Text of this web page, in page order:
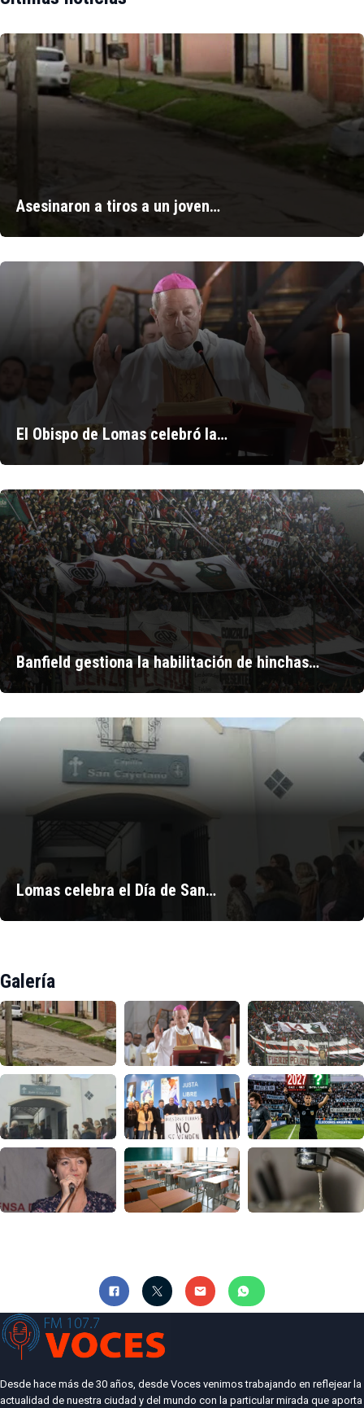
Asesinaron a tiros a un joven…
El Obispo de Lomas celebró la…
Banfield gestiona la habilitación de hinchas…
Lomas celebra el Día de San…
Galería
Desde hace más de 30 años, desde Voces venimos trabajando en reflejear la
actualidad de nuestra ciudad y del mundo con la particular mirada que aporta